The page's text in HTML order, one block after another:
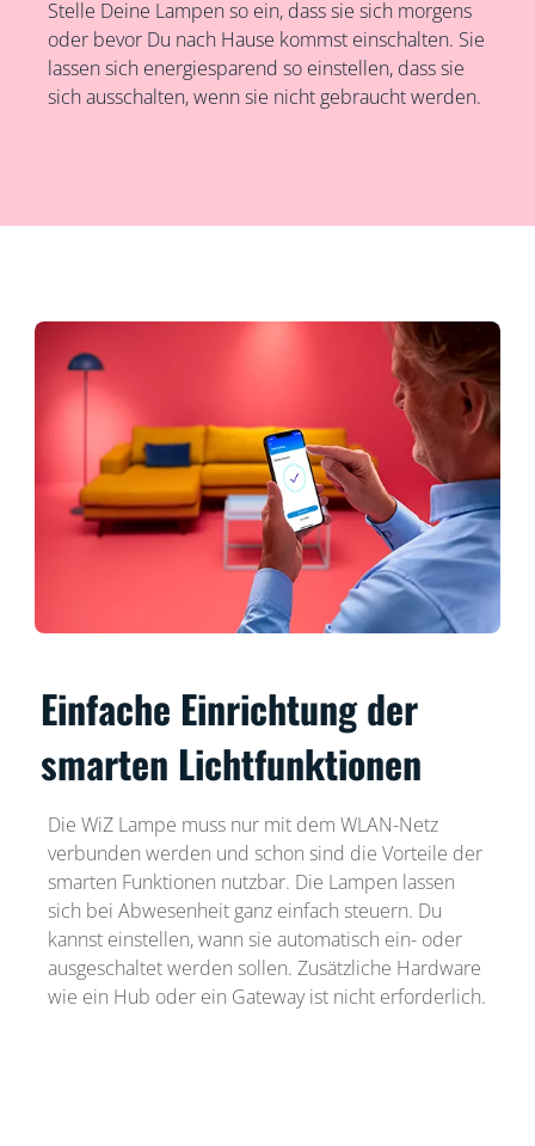
Stelle Deine Lampen so ein, dass sie sich morgens
oder bevor Du nach Hause kommst einschalten. Sie
lassen sich energiesparend so einstellen, dass sie
sich ausschalten, wenn sie nicht gebraucht werden.
Einfache Einrichtung der
smarten Lichtfunktionen
Die WiZ Lampe muss nur mit dem WLAN-Netz
verbunden werden und schon sind die Vorteile der
smarten Funktionen nutzbar. Die Lampen lassen
sich bei Abwesenheit ganz einfach steuern. Du
kannst einstellen, wann sie automatisch ein- oder
ausgeschaltet werden sollen. Zusätzliche Hardware
wie ein Hub oder ein Gateway ist nicht erforderlich.